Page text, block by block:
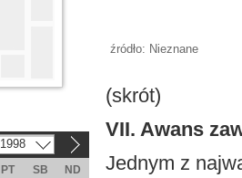
źródło: Nieznane
(skrót)
VII. Awans
Jednym z
1998
PT SB
ND